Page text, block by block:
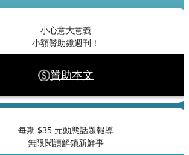
小心意大意義
小額贊助鏡週刊！
贊助本文
每期 $35 元動態話題報導
無限閱讀解鎖新鮮事